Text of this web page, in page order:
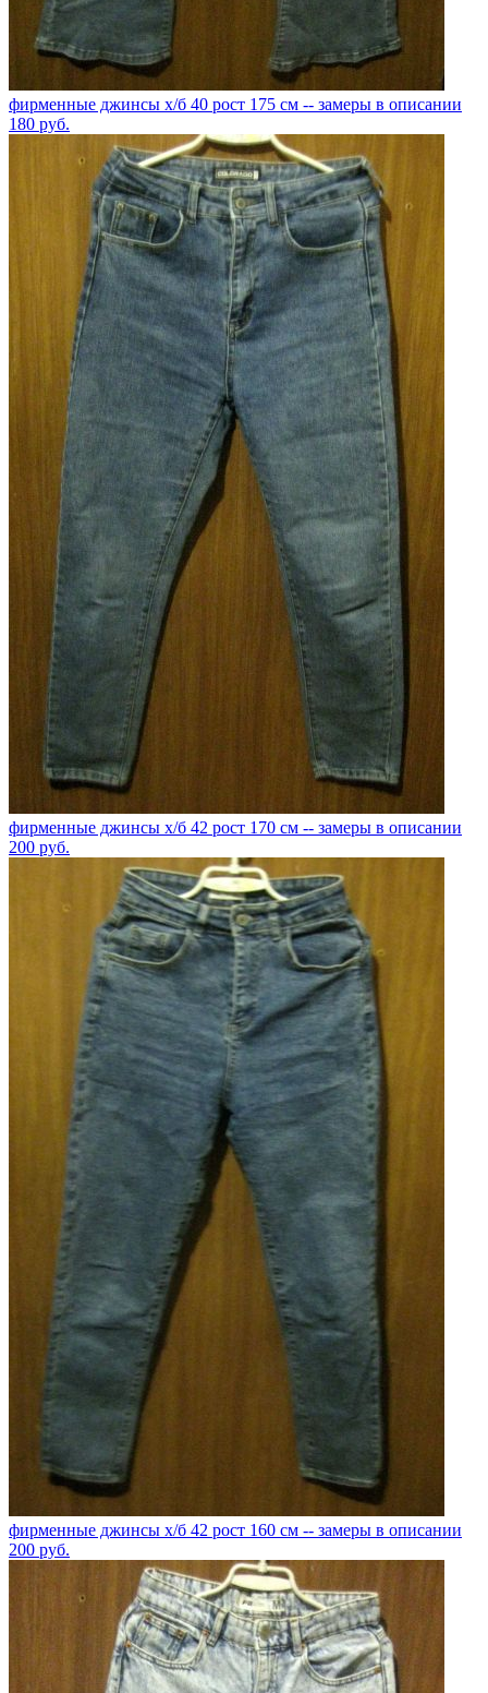
фирменные джинсы х/б 40 рост 175 см -- замеры в описании
180 руб.
фирменные джинсы х/б 42 рост 170 см -- замеры в описании
200 руб.
фирменные джинсы х/б 42 рост 160 см -- замеры в описании
200 руб.